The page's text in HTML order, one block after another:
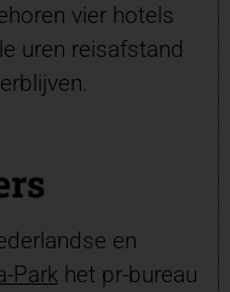
vier hotels
uren reisafstand
en
Parkhet pr-bureau